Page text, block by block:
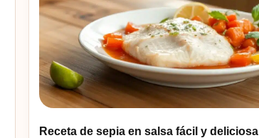
Receta de sepia en salsa fácil y deliciosa